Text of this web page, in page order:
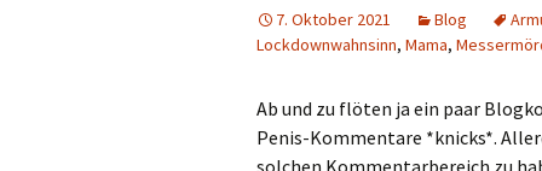
7. Oktober 2021 Blog
Lockdownwahnsinn, Mama,
Ab und zu flöten ja ein paar
Penis-Kommentare *knicks*.
solchen Kommentarbereich zu